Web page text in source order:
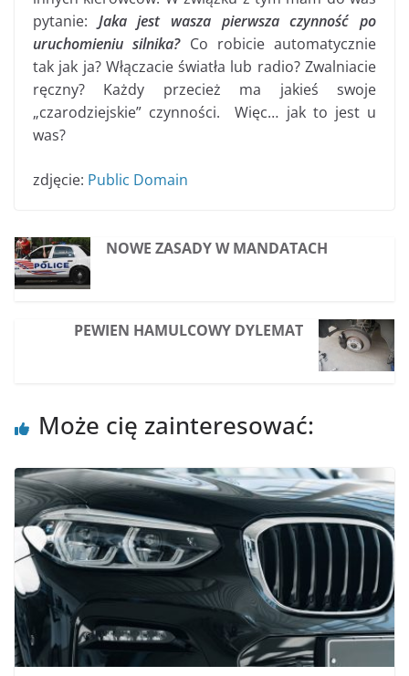
pytanie: Jaka jest wasza pierwsza czynność po
uruchomieniu silnika?Co robicie automatycznie
tak jak ja? Włączacie światła lub radio? Zwalniacie
ręczny? Każdy przecież ma jakieś swoje
„czarodziejskie” czynności. Więc… jak to jest u
was?
zdjęcie: Public Domain
NOWE ZASADY W MANDATACH
PEWIEN HAMULCOWY DYLEMAT
Może cię zainteresować: